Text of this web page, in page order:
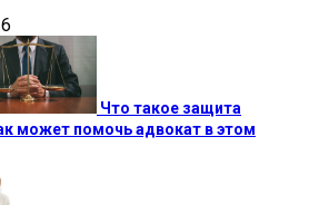
Что такое защита
может помочь адвокат в этом